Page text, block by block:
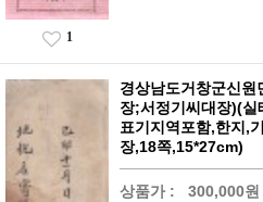
1
경상남도거창군신원
장;서정기씨대장)(실
표기지역포함,한지,
장,18쪽,15*27cm)
상품가 : 300,000원